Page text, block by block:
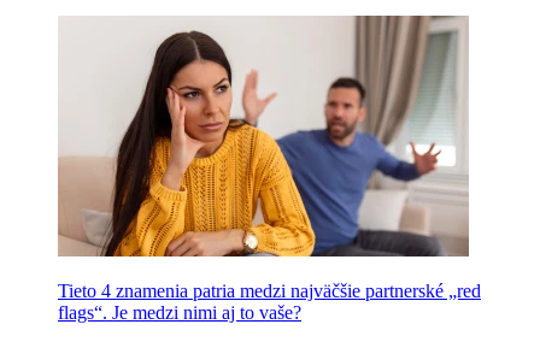
Tieto 4 znamenia patria medzi najväčšie partnerské „red
flags“. Je medzi nimi aj to vaše?